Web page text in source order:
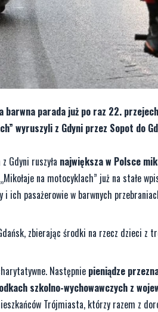
parada już po raz 22.
wyruszyli z Gdyni przez Sopot do
Gdyni ruszyła największa w Polsce
na motocyklach” już na stałe
i ich pasażerowie w barwnych
zbierając środki na rzecz dzieci z
Następnie pieniądze
szkolno-wychowawczych z
Trójmiasta, którzy razem z